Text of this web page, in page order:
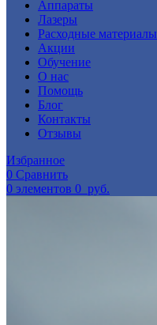
Аппараты
Лазеры
Расходные материалы
Акции
Обучение
О нас
Помощь
Блог
Контакты
Отзывы
Избранное
0 Сравнить
0 элементов 0 руб.